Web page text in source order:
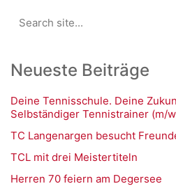
for:
Neueste Beiträge
Deine Tennisschule. Deine
Selbständiger Tennistrainer (m/
TC Langenargen besucht
TCL mit drei Meistertiteln
Herren 70 feiern am Degersee